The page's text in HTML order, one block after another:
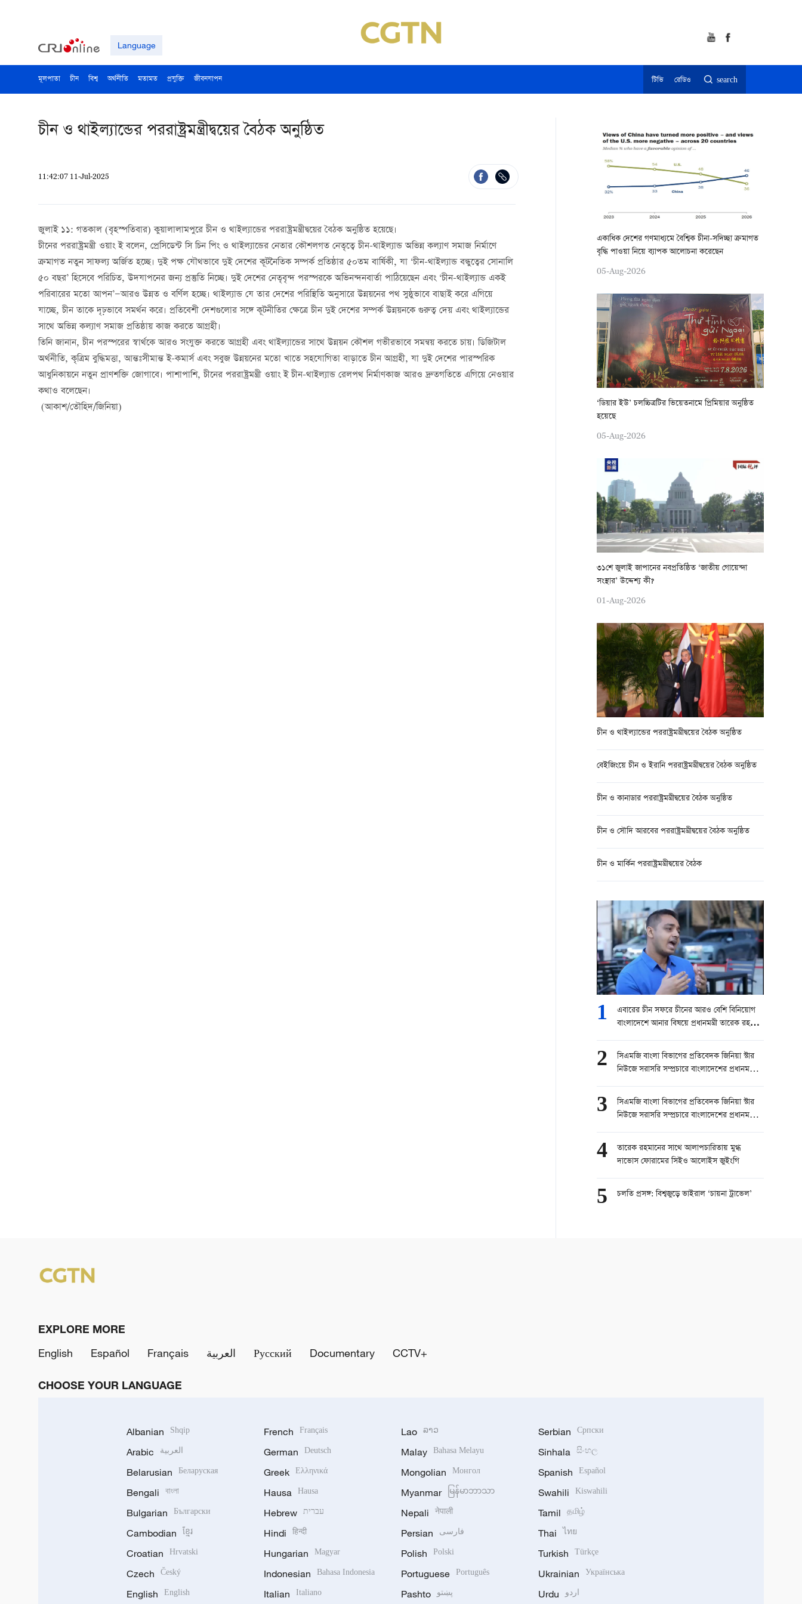
Language
মূলপাতা চীন বিশ্ব অর্থনীতি মতামত প্রযুক্তি জীবনযাপন টিভি রেডিও search
চীন ও থাইল্যান্ডের পররাষ্ট্রমন্ত্রীদ্বয়ের বৈঠক অনুষ্ঠিত
11:42:07 11-Jul-2025
জুলাই ১১: গতকাল (বৃহস্পতিবার) কুয়ালালামপুরে চীন ও থাইল্যান্ডের পররাষ্ট্রমন্ত্রীদ্বয়ের বৈঠক অনুষ্ঠিত হয়েছে।
চীনের পররাষ্ট্রমন্ত্রী ওয়াং ই বলেন, প্রেসিডেন্ট সি চিন পিং ও থাইল্যান্ডের নেতার কৌশলগত নেতৃত্বে চীন-থাইল্যান্ড অভিন্ন কল্যাণ সমাজ নির্মাণে
ক্রমাগত নতুন সাফল্য অর্জিত হচ্ছে। দুই পক্ষ যৌথভাবে দুই দেশের কূটনৈতিক সম্পর্ক প্রতিষ্ঠার ৫০তম বার্ষিকী, যা ‘চীন-থাইল্যান্ড বন্ধুত্বের সোনালি
৫০ বছর’ হিসেবে পরিচিত, উদযাপনের জন্য প্রস্তুতি নিচ্ছে। দুই দেশের নেতৃবৃন্দ পরস্পরকে অভিনন্দনবার্তা পাঠিয়েছেন এবং ‘চীন-থাইল্যান্ড একই
পরিবারের মতো আপন’—আরও উন্নত ও বর্ণিল হচ্ছে। থাইল্যান্ড যে তার দেশের পরিস্থিতি অনুসারে উন্নয়নের পথ সুষ্ঠুভাবে বাছাই করে এগিয়ে
যাচ্ছে, চীন তাকে দৃঢ়ভাবে সমর্থন করে। প্রতিবেশী দেশগুলোর সঙ্গে কূটনীতির ক্ষেত্রে চীন দুই দেশের সম্পর্ক উন্নয়নকে গুরুত্ব দেয় এবং থাইল্যান্ডের
সাথে অভিন্ন কল্যাণ সমাজ প্রতিষ্ঠায় কাজ করতে আগ্রহী।
তিনি জানান, চীন পরস্পরের স্বার্থকে আরও সংযুক্ত করতে আগ্রহী এবং থাইল্যান্ডের সাথে উন্নয়ন কৌশল গভীরভাবে সমন্বয় করতে চায়। ডিজিটাল
অর্থনীতি, কৃত্রিম বুদ্ধিমত্তা, আন্তঃসীমান্ত ই-কমার্স এবং সবুজ উন্নয়নের মতো খাতে সহযোগিতা বাড়াতে চীন আগ্রহী, যা দুই দেশের পারস্পরিক
আধুনিকায়নে নতুন প্রাণশক্তি জোগাবে। পাশাপাশি, চীনের পররাষ্ট্রমন্ত্রী ওয়াং ই চীন-থাইল্যান্ড রেলপথ নির্মাণকাজ আরও দ্রুতগতিতে এগিয়ে নেওয়ার
কথাও বলেছেন।
(আকাশ/তৌহিদ/জিনিয়া)
একাধিক দেশের গণমাধ্যমে বৈশ্বিক চীনা-সদিচ্ছা ক্রমাগত
বৃদ্ধি পাওয়া নিয়ে ব্যাপক আলোচনা করেছেন
05-Aug-2026
‘ডিয়ার ইউ’ চলচ্চিত্রটির ভিয়েতনামে প্রিমিয়ার অনুষ্ঠিত
হয়েছে
05-Aug-2026
৩১শে জুলাই জাপানের নবপ্রতিষ্ঠিত ‘জাতীয় গোয়েন্দা
সংস্থার’ উদ্দেশ্য কী?
01-Aug-2026
চীন ও থাইল্যান্ডের পররাষ্ট্রমন্ত্রীদ্বয়ের বৈঠক অনুষ্ঠিত
বেইজিংয়ে চীন ও ইরানি পররাষ্ট্রমন্ত্রীদ্বয়ের বৈঠক অনুষ্ঠিত
চীন ও কানাডার পররাষ্ট্রমন্ত্রীদ্বয়ের বৈঠক অনুষ্ঠিত
চীন ও সৌদি আরবের পররাষ্ট্রমন্ত্রীদ্বয়ের বৈঠক অনুষ্ঠিত
চীন ও মার্কিন পররাষ্ট্রমন্ত্রীদ্বয়ের বৈঠক
1
এবারের চীন সফরে চীনের আরও বেশি বিনিয়োগ
বাংলাদেশে আনার বিষয়ে প্রধানমন্ত্রী তারেক রহমান
সিনিয়র রিপোর্টার, চ্যানেল ২৪
2
সিএমজি বাংলা বিভাগের প্রতিবেদক জিনিয়া স্টার
নিউজে সরাসরি সম্প্রচারে বাংলাদেশের প্রধানমন্ত্রী
part 1
3
সিএমজি বাংলা বিভাগের প্রতিবেদক জিনিয়া স্টার
নিউজে সরাসরি সম্প্রচারে বাংলাদেশের প্রধানমন্ত্রী
part 2
4
তারেক রহমানের সাথে আলাপচারিতায় মুগ্ধ
দাভোস ফোরামের সিইও আলোইস জুইংগি
5 চলতি প্রসঙ্গ: বিশ্বজুড়ে ভাইরাল ‘চায়না ট্রাভেল’
EXPLORE MORE
English
Español Français العربية Русский Documentary CCTV+
CHOOSE YOUR LANGUAGE
Albanian Shqip
Arabic العربية
Belarusian Беларуская
Bengali বাংলা
Bulgarian Български
Cambodian ខ្មែរ
Croatian Hrvatski
Czech Český
English English
French Français
German Deutsch
Greek Ελληνικά
Hausa Hausa
Hebrew עברית
Hindi हिन्दी
Hungarian Magyar
Indonesian Bahasa Indonesia
Italian Italiano
Lao ລາວ
Malay Bahasa Melayu
Mongolian Монгол
Myanmar မြန်မာဘာသာ
Nepali नेपाली
Persian فارسی
Polish Polski
Portuguese Português
Pashto پښتو
Serbian Српски
Sinhala සිංහල
Spanish Español
Swahili Kiswahili
Tamil தமிழ்
Thai ไทย
Turkish Türkçe
Ukrainian Українська
Urdu اردو